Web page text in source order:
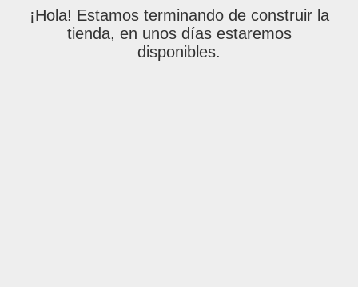
¡Hola! Estamos terminando de construir la
tienda, en unos días estaremos
disponibles.